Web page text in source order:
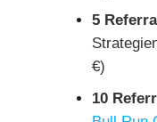
5
€)
10